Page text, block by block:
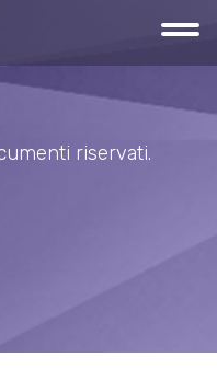
riservati.